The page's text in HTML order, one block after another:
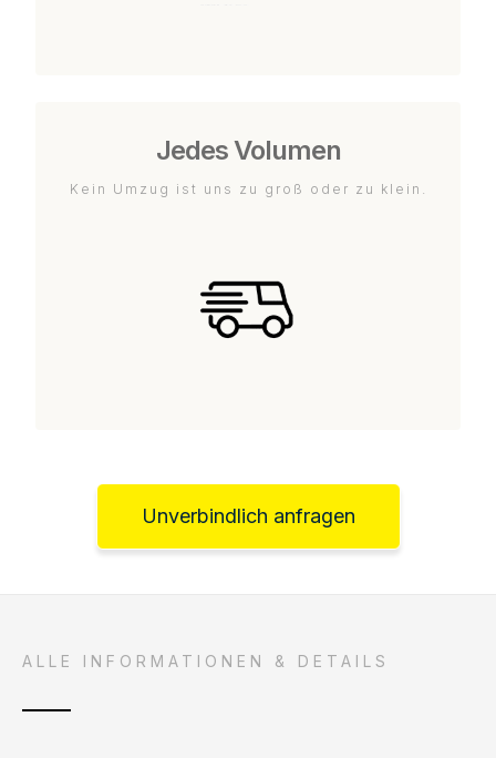
Jedes Volumen
Kein Umzug ist uns zu groß oder zu klein.
Unverbindlich anfragen
ALLE INFORMATIONEN & DETAILS